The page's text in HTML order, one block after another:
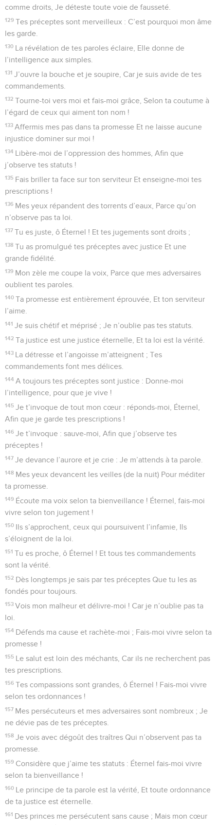
comme droits, Je déteste toute voie de fausseté.
129 Tes préceptes sont merveilleux : C’est pourquoi mon âme
les garde.
130 La révélation de tes paroles éclaire, Elle donne de
l’intelligence aux simples.
131 J’ouvre la bouche et je soupire, Car je suis avide de tes
commandements.
132 Tourne-toi vers moi et fais-moi grâce, Selon ta coutume à
l’égard de ceux qui aiment ton nom !
133 Affermis mes pas dans ta promesse Et ne laisse aucune
injustice dominer sur moi !
134 Libère-moi de l’oppression des hommes, Afin que
j’observe tes statuts !
135 Fais briller ta face sur ton serviteur Et enseigne-moi tes
prescriptions !
136 Mes yeux répandent des torrents d’eaux, Parce qu’on
n’observe pas ta loi.
137 Tu es juste, ô Éternel ! Et tes jugements sont droits ;
138 Tu as promulgué tes préceptes avec justice Et une
grande fidélité.
139 Mon zèle me coupe la voix, Parce que mes adversaires
oublient tes paroles.
140 Ta promesse est entièrement éprouvée, Et ton serviteur
l’aime.
141 Je suis chétif et méprisé ; Je n’oublie pas tes statuts.
142 Ta justice est une justice éternelle, Et ta loi est la vérité.
143 La détresse et l’angoisse m’atteignent ; Tes
commandements font mes délices.
144 A toujours tes préceptes sont justice : Donne-moi
l’intelligence, pour que je vive !
145 Je t’invoque de tout mon cœur : réponds-moi, Éternel,
Afin que je garde tes prescriptions !
146 Je t’invoque : sauve-moi, Afin que j’observe tes
préceptes !
147 Je devance l’aurore et je crie : Je m’attends à ta parole.
148 Mes yeux devancent les veilles (de la nuit) Pour méditer
ta promesse.
149 Écoute ma voix selon ta bienveillance ! Éternel, fais-moi
vivre selon ton jugement !
150 Ils s’approchent, ceux qui poursuivent l’infamie, Ils
s’éloignent de la loi.
151 Tu es proche, ô Éternel ! Et tous tes commandements
sont la vérité.
152 Dès longtemps je sais par tes préceptes Que tu les as
fondés pour toujours.
153 Vois mon malheur et délivre-moi ! Car je n’oublie pas ta
loi.
154 Défends ma cause et rachète-moi ; Fais-moi vivre selon ta
promesse !
155 Le salut est loin des méchants, Car ils ne recherchent pas
tes prescriptions.
156 Tes compassions sont grandes, ô Éternel ! Fais-moi vivre
selon tes ordonnances !
157 Mes persécuteurs et mes adversaires sont nombreux ; Je
ne dévie pas de tes préceptes.
158 Je vois avec dégoût des traîtres Qui n’observent pas ta
promesse.
159 Considère que j’aime tes statuts : Éternel fais-moi vivre
selon ta bienveillance !
160 Le principe de ta parole est la vérité, Et toute ordonnance
de ta justice est éternelle.
161 Des princes me persécutent sans cause ; Mais mon cœur